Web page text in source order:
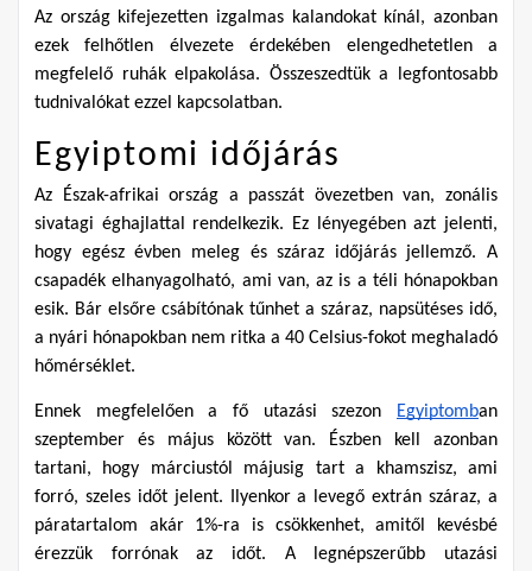
Az ország kifejezetten izgalmas kalandokat kínál, azonban
ezek felhőtlen élvezete érdekében elengedhetetlen a
megfelelő ruhák elpakolása. Összeszedtük a legfontosabb
tudnivalókat ezzel kapcsolatban.
Egyiptomi időjárás
Az Észak-afrikai ország a passzát övezetben van, zonális
sivatagi éghajlattal rendelkezik. Ez lényegében azt jelenti,
hogy egész évben meleg és száraz időjárás jellemző. A
csapadék elhanyagolható, ami van, az is a téli hónapokban
esik. Bár elsőre csábítónak tűnhet a száraz, napsütéses idő,
a nyári hónapokban nem ritka a 40 Celsius-fokot meghaladó
hőmérséklet.
Ennek megfelelően a fő utazási szezon Egyiptomban
szeptember és május között van. Észben kell azonban
tartani, hogy márciustól májusig tart a khamszisz, ami
forró, szeles időt jelent. Ilyenkor a levegő extrán száraz, a
páratartalom akár 1%-ra is csökkenhet, amitől kevésbé
érezzük forrónak az időt. A legnépszerűbb utazási